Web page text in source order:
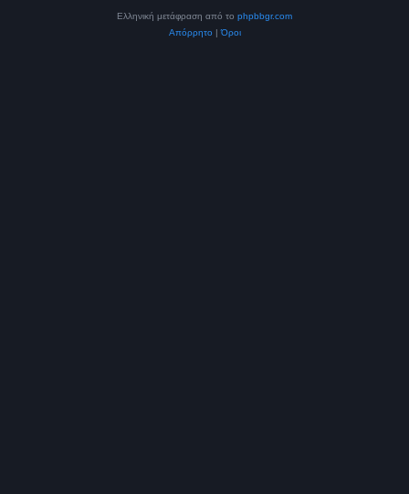
Ελληνική μετάφραση από το phpbbgr.com
Απόρρητο |Όροι